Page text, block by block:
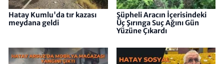
Hatay Kumlu'da tır kazası
meydana geldi
Şüpheli Aracın İçerisindeki
Üç Şırınga Suç Ağını Gün
Yüzüne Çıkardı